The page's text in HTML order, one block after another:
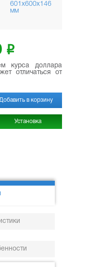
601x600x146
мм
i
курса доллара
отличаться от
Добавить в корзину
Установка